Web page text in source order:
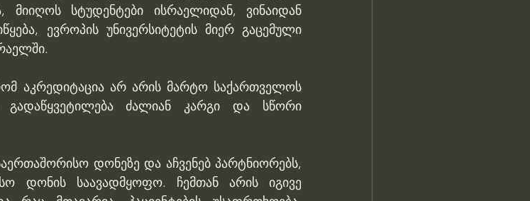
მიიღოს სტუდენტები ისრაელიდან, ვინაიდან
ევროპის უნივერსიტეტის მიერ გაცემული
რომ აკრედიტაცია არ არის მარტო საქართველოს
გადაწყვეტილება ძალიან კარგი და სწორი
დონეზე და აჩვენებ პარტნიორებს,
დონის საავადმყოფო. ჩემთან არის იგივე